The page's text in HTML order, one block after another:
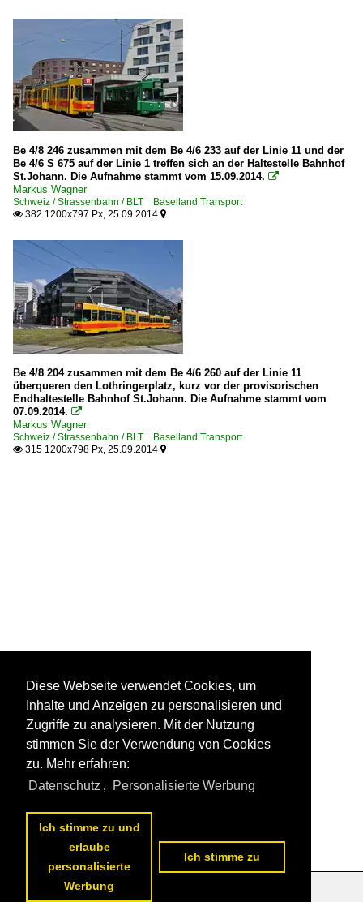
Be 4/8 246 zusammen mit dem Be 4/6 233 auf der Linie 11 und der
Be 4/6 S 675 auf der Linie 1 treffen sich an der Haltestelle Bahnhof
St.Johann. Die Aufnahme stammt vom 15.09.2014. 
Markus Wagner
Schweiz / Strassenbahn / BLT Baselland Transport
 382 1200x797 Px, 25.09.2014 
Be 4/8 204 zusammen mit dem Be 4/6 260 auf der Linie 11
überqueren den Lothringerplatz, kurz vor der provisorischen
Endhaltestelle Bahnhof St.Johann. Die Aufnahme stammt vom
07.09.2014. 
Markus Wagner
Schweiz / Strassenbahn / BLT Baselland Transport
 315 1200x798 Px, 25.09.2014 
Diese Webseite verwendet Cookies, um
Inhalte und Anzeigen zu personalisieren und
Zugriffe zu analysieren. Mit der Nutzung
stimmen Sie der Verwendung von Cookies
zu. Mehr erfahren:
Datenschutz , Personalisierte Werbung
Ich stimme zu und
erlaube
personalisierte
Werbung
Ich stimme zu